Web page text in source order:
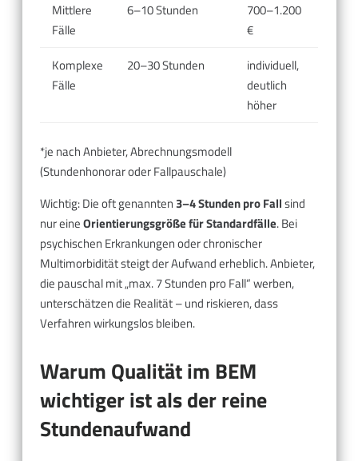
Mittlere
Fälle
6–10 Stunden
700–1.200
€
Komplexe
Fälle
20–30 Stunden
individuell,
deutlich
höher
*je nach Anbieter, Abrechnungsmodell
(Stundenhonorar oder Fallpauschale)
Wichtig: Die oft genannten 3–4 Stunden pro Fallsind
nur eineOrientierungsgröße für Standardfälle. Bei
psychischen Erkrankungen oder chronischer
Multimorbidität steigt der Aufwand erheblich. Anbieter,
die pauschal mit „max. 7 Stunden pro Fall“ werben,
unterschätzen die Realität – und riskieren, dass
Verfahren wirkungslos bleiben.
Warum Qualität im BEM
wichtiger ist als der reine
Stundenaufwand